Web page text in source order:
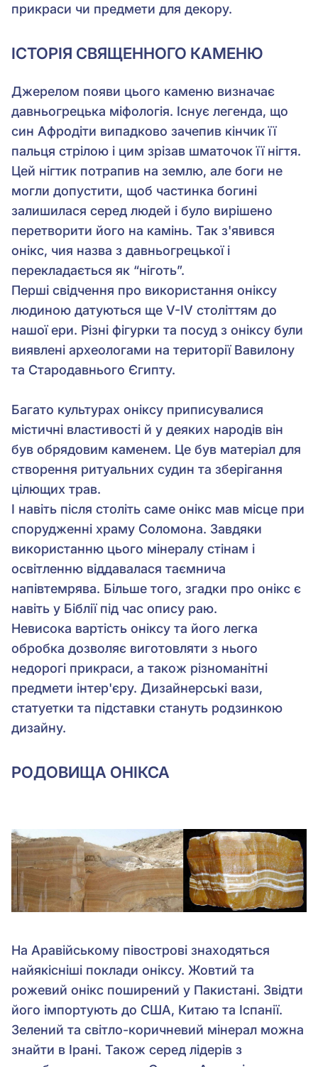
прикраси чи предмети для декору.
ІСТОРІЯ СВЯЩЕННОГО КАМЕНЮ
Джерелом появи цього каменю визначає
давньогрецька міфологія. Існує легенда, що
син Афродіти випадково зачепив кінчик її
пальця стрілою і цим зрізав шматочок її нігтя.
Цей нігтик потрапив на землю, але боги не
могли допустити, щоб частинка богині
залишилася серед людей і було вирішено
перетворити його на камінь. Так з'явився
онікс, чия назва з давньогрецької і
перекладається як “ніготь”.
Перші свідчення про використання оніксу
людиною датуються ще V-IV століттям до
нашої ери. Різні фігурки та посуд з оніксу були
виявлені археологами на території Вавилону
та Стародавнього Єгипту.
Багато культурах оніксу приписувалися
містичні властивості й у деяких народів він
був обрядовим каменем. Це був матеріал для
створення ритуальних судин та зберігання
цілющих трав.
І навіть після століть саме онікс мав місце при
спорудженні храму Соломона. Завдяки
використанню цього мінералу стінам і
освітленню віддавалася таємнича
напівтемрява. Більше того, згадки про онікс є
навіть у Біблії під час опису раю.
Невисока вартість оніксу та його легка
обробка дозволяє виготовляти з нього
недорогі прикраси, а також різноманітні
предмети інтер'єру. Дизайнерські вази,
статуетки та підставки стануть родзинкою
дизайну.
РОДОВИЩА ОНІКСА
На Аравійському півострові знаходяться
найякісніші поклади оніксу. Жовтий та
рожевий онікс поширений у Пакистані. Звідти
його імпортують до США, Китаю та Іспанії.
Зелений та світло-коричневий мінерал можна
знайти в Ірані. Також серед лідерів з